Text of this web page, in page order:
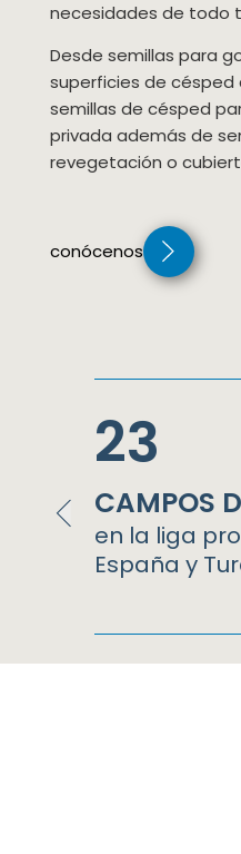
necesidades de todo
Desde semillas para
superficies de
semillas de césped
privada además de
revegetación o
conócenos
23
CAMPOS
en la liga
España y